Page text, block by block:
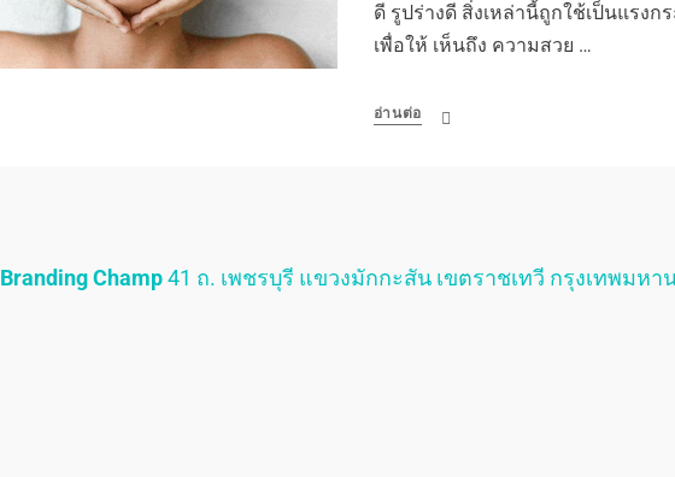
ดี รูปร่างดี สิ่งเหล่านี้ถูกใช้เป็นแรง
เพื่อให้ เห็นถึง ความสวย …
อ่านต่อ
Branding Champ41 ถ. เพชรบุรี แขวงมักกะสัน เขตราชเทวี กรุงเทพมหา